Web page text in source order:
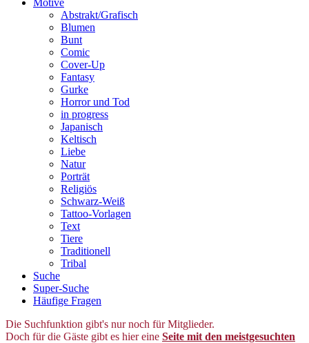
Motive
Abstrakt/Grafisch
Blumen
Bunt
Comic
Cover-Up
Fantasy
Gurke
Horror und Tod
in progress
Japanisch
Keltisch
Liebe
Natur
Porträt
Religiös
Schwarz-Weiß
Tattoo-Vorlagen
Text
Tiere
Traditionell
Tribal
Suche
Super-Suche
Häufige Fragen
Die Suchfunktion gibt's nur noch für Mitglieder.
Doch für die Gäste gibt es hier eine Seite mit den meistgesuchten